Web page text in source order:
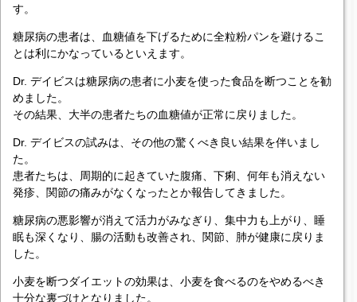
す。
糖尿病の患者は、血糖値を下げるために全粒粉パンを避けるこ
とは利にかなっているといえます。
Dr. デイビスは糖尿病の患者に小麦を使った食品を断つことを勧
めました。
その結果、大半の患者たちの血糖値が正常に戻りました。
Dr. デイビスの試みは、その他の驚くべき良い結果を伴いまし
た。
患者たちは、周期的に起きていた腹痛、下痢、何年も消えない
発疹、関節の痛みがなくなったとか報告してきました。
糖尿病の悪影響が消えて活力がみなぎり、集中力も上がり、睡
眠も深くなり、腸の活動も改善され、関節、肺が健康に戻りま
した。
小麦を断つダイエットの効果は、小麦を食べるのをやめるべき
十分な裏づけとなりました。